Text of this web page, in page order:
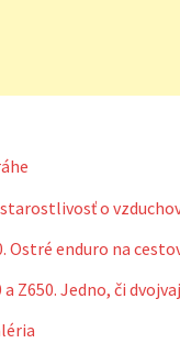
o
Ostré enduro na
Z650. Jedno, či